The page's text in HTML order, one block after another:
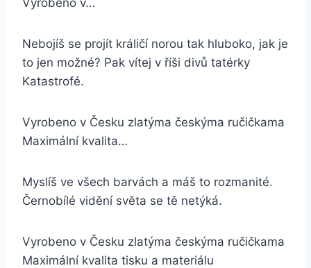
Vyrobeno v…
Nebojíš se projít králičí norou tak hluboko, jak je
to jen možné? Pak vítej v říši divů tatérky
Katastrofé.
Vyrobeno v Česku zlatýma českýma ručičkama
Maximální kvalita…
Myslíš ve všech barvách a máš to rozmanité.
Černobílé vidění světa se tě netýká.
Vyrobeno v Česku zlatýma českýma ručičkama
Maximální kvalita tisku a materiálu